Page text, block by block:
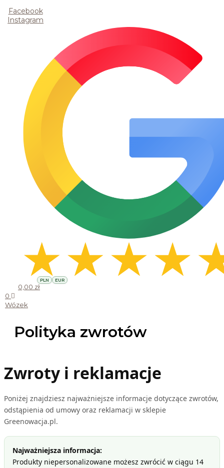
Facebook
Instagram
PLN EUR
0,00 zł
0
Wózek
Polityka zwrotów
Zwroty i reklamacje
Poniżej znajdziesz najważniejsze informacje dotyczące zwrotów,
odstąpienia od umowy oraz reklamacji w sklepie
Greenowacja.pl.
Najważniejsza informacja:
Produkty niepersonalizowane możesz zwrócić w ciągu 14